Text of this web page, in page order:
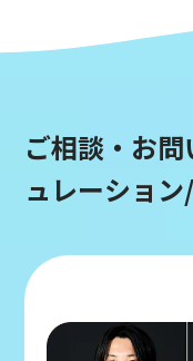
ご相談・お
ュレーショ